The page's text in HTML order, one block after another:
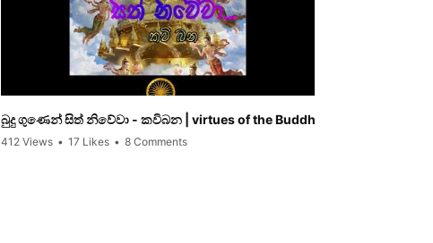
බුදු ගුණෙන් සිත් නිවේවා - කවිබන | virtues of the Buddha
412 Views • 17 Likes • 8 Comments